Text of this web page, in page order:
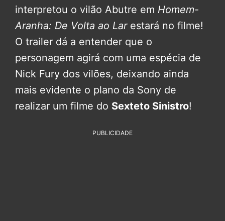
interpretou o vilão Abutre em Homem-
Aranha: De Volta ao Larestará no filme!
O trailer dá a entender que o
personagem agirá com uma espécia de
Nick Fury dos vilões, deixando ainda
mais evidente o plano da Sony de
realizar um filme do Sexteto Sinistro!
PUBLICIDADE